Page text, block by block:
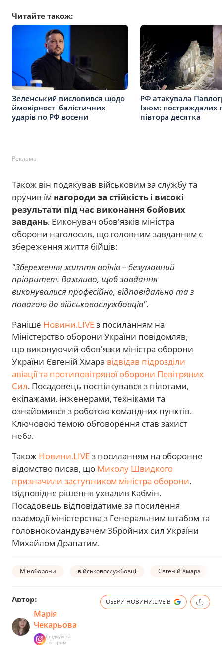
Читайте також:
Зеленський висловився щодо
ймовірності балістичних
ударів по РФ восени
РФ атакувала
Ізюм: постраждалих
півтора десятка
Реклама
Також він подякував військовим за службу та
вручив їм нагороди за стійкість і високі
результати під час виконання бойових
завдань. Виконувач обов'язків міністра
оборони наголосив, що головним завданням є
збереження життя бійців:
"Збереження життя воїнів – безумовний
пріоритет. Важливо, щоб завдання
виконувалися професійно, відповідально та з
повагою до військовослужбовців".
Раніше Новини.LIVEз посиланням на
Міністерство оборони України повідомляв,
що виконуючий обов'язки міністра оборони
України Євгеній Хмара відвідав підрозділи
авіації та протиповітряної оборони Повітряних
Сил. Посадовець поспілкувався з пілотами,
екіпажами, інженерами, техніками та
ознайомився з роботою командних пунктів.
Ключовою темою обговорення став захист
неба.
Також Новини.LIVEз посиланням на оборонне
відомство писав, що Миколу Швидкого
призначили заступником міністра оборони.
Відповідне рішення ухвалив Кабмін.
Посадовець відповідатиме за посилення
взаємодії міністерства з Генеральним штабом та
головнокомандувачем Збройних сил України
Михайлом Драпатим.
Міноборони військовослужбовці Євгеній Хмара
Автор:
Марія
Чекарьова
Слідкуй за
автором
ОБЕРИ НОВИНИ.LIVE В